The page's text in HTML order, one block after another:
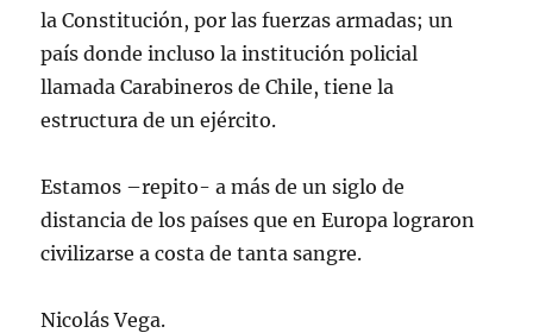
la Constitución, por las fuerzas armadas; un
país donde incluso la institución policial
llamada Carabineros de Chile, tiene la
estructura de un ejército.
Estamos –repito- a más de un siglo de
distancia de los países que en Europa lograron
civilizarse a costa de tanta sangre.
Nicolás Vega.